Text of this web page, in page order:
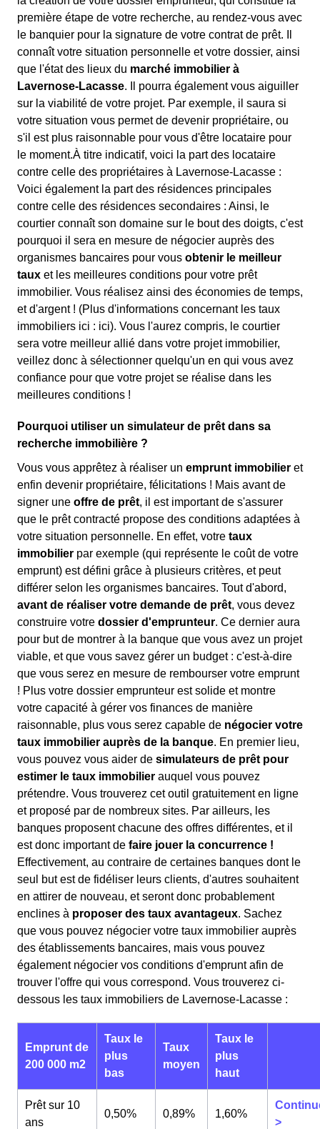
première étape de votre recherche, au rendez-vous avec
le banquier pour la signature de votre contrat de prêt. Il
connaît votre situation personnelle et votre dossier, ainsi
que l'état des lieux du marché immobilier à
Lavernose-Lacasse. Il pourra également vous aiguiller
sur la viabilité de votre projet. Par exemple, il saura si
votre situation vous permet de devenir propriétaire, ou
s'il est plus raisonnable pour vous d'être locataire pour
le moment.À titre indicatif, voici la part des locataire
contre celle des propriétaires à Lavernose-Lacasse :
Voici également la part des résidences principales
contre celle des résidences secondaires : Ainsi, le
courtier connaît son domaine sur le bout des doigts, c'est
pourquoi il sera en mesure de négocier auprès des
organismes bancaires pour vous obtenir le meilleur
taux et les meilleures conditions pour votre prêt
immobilier. Vous réalisez ainsi des économies de temps,
et d'argent ! (Plus d'informations concernant les taux
immobiliers ici : ici). Vous l'aurez compris, le courtier
sera votre meilleur allié dans votre projet immobilier,
veillez donc à sélectionner quelqu'un en qui vous avez
confiance pour que votre projet se réalise dans les
meilleures conditions !
Pourquoi utiliser un simulateur de prêt dans sa
recherche immobilière ?
Vous vous apprêtez à réaliser un emprunt immobilier et
enfin devenir propriétaire, félicitations ! Mais avant de
signer une offre de prêt, il est important de s'assurer
que le prêt contracté propose des conditions adaptées à
votre situation personnelle. En effet, votre taux
immobilier par exemple (qui représente le coût de votre
emprunt) est défini grâce à plusieurs critères, et peut
différer selon les organismes bancaires. Tout d'abord,
avant de réaliser votre demande de prêt, vous devez
construire votre dossier d'emprunteur. Ce dernier aura
pour but de montrer à la banque que vous avez un projet
viable, et que vous savez gérer un budget : c'est-à-dire
que vous serez en mesure de rembourser votre emprunt
! Plus votre dossier emprunteur est solide et montre
votre capacité à gérer vos finances de manière
raisonnable, plus vous serez capable de négocier votre
taux immobilier auprès de la banque. En premier lieu,
vous pouvez vous aider de simulateurs de prêt pour
estimer le taux immobilier auquel vous pouvez
prétendre. Vous trouverez cet outil gratuitement en ligne
et proposé par de nombreux sites. Par ailleurs, les
banques proposent chacune des offres différentes, et il
est donc important de faire jouer la concurrence !
Effectivement, au contraire de certaines banques dont le
seul but est de fidéliser leurs clients, d'autres souhaitent
en attirer de nouveau, et seront donc probablement
enclines à proposer des taux avantageux. Sachez
que vous pouvez négocier votre taux immobilier auprès
des établissements bancaires, mais vous pouvez
également négocier vos conditions d'emprunt afin de
trouver l'offre qui vous correspond. Vous trouverez ci-
dessous les taux immobiliers de Lavernose-Lacasse :
Emprunt de
200 000 m2
Taux le
plus
bas
Taux
moyen
Taux le
plus
haut
Prêt sur 10
ans
0,50% 0,89% 1,60%
>